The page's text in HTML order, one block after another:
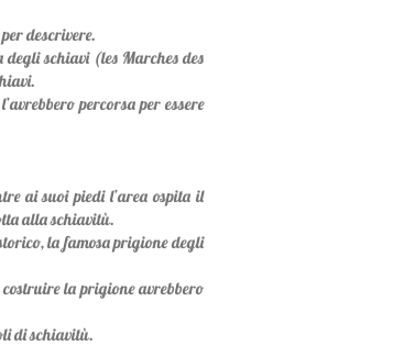
descrivere.
schiavi (les Marches des
percorsa per essere
ai suoi piedi l’area ospita il
alla schiavitù.
la famosa prigione degli
la prigione avrebbero
di schiavitù.